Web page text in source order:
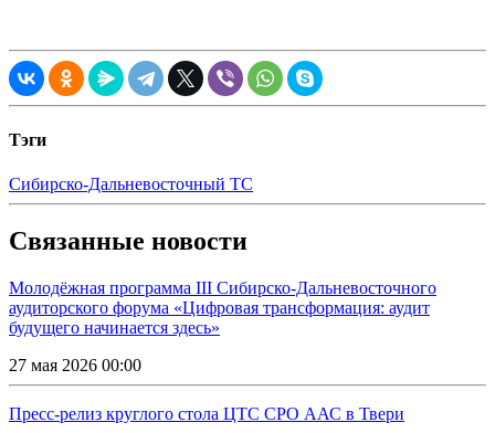
Тэги
Сибирско-Дальневосточный ТС
Связанные новости
Молодёжная программа III Сибирско-Дальневосточного
аудиторского форума «Цифровая трансформация: аудит
будущего начинается здесь»
27 мая 2026 00:00
Пресс-релиз круглого стола ЦТС СРО ААС в Твери